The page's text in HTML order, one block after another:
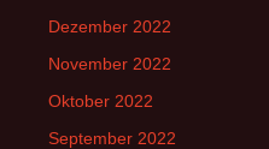
Dezember 2022
November 2022
Oktober 2022
September 2022